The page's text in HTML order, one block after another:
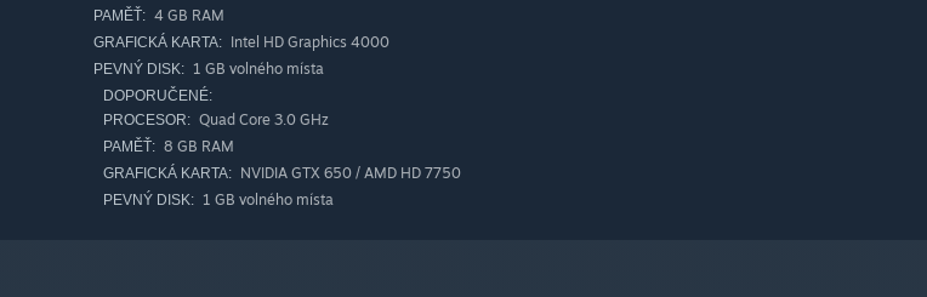
Expanding World:
Varied Dungeons:A mix of fixed rooms, procedural generation, and intense challenges.
Vibrant Pixel Art:
PAMĚŤ: 4 GB RAM
GRAFICKÁ KARTA: Intel HD Graphics 4000
PEVNÝ DISK: 1 GB volného místa
DOPORUČENÉ:
PROCESOR: Quad Core 3.0 GHz
PAMĚŤ: 8 GB RAM
GRAFICKÁ KARTA: NVIDIA GTX 650 / AMD HD 7750
PEVNÝ DISK: 1 GB volného místa